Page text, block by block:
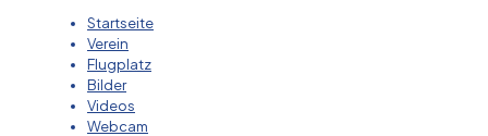
Startseite
Verein
Flugplatz
Bilder
Videos
Webcam